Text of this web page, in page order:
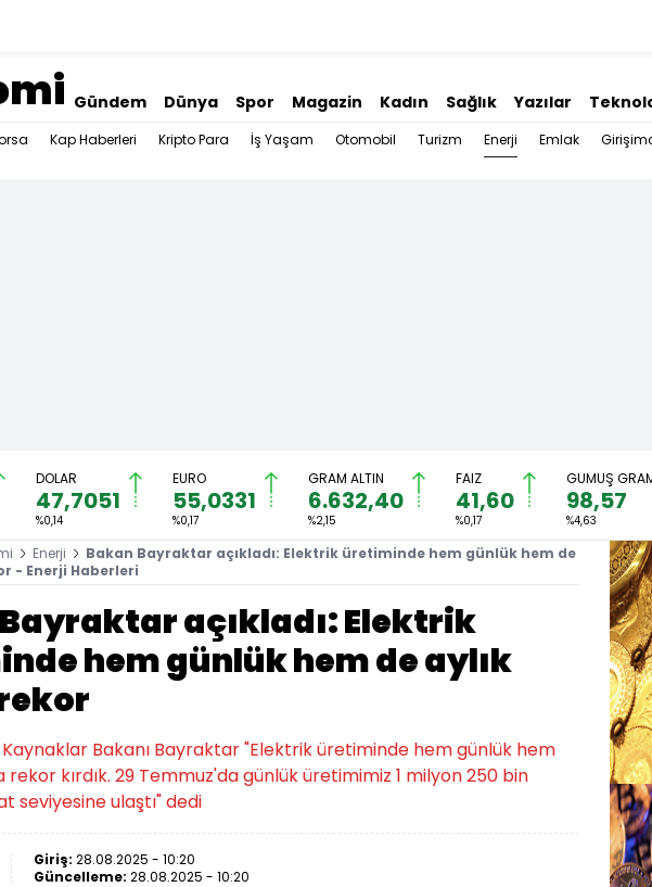
Gündem Dünya Spor Magazin Kadın Sağlık Yazılar
Kap Haberleri Kripto Para İş Yaşam Otomobil Turizm Enerji Emlak
DOLAR
47,7051
%0,14
EURO
55,0331
%0,17
GRAM ALTIN
6.632,40
%2,15
FAİZ
41,60
%0,17
GÜMÜŞ
98,57
%4,63
Enerji
Bakan Bayraktar açıkladı: Elektrik üretiminde hem günlük hem de
- Enerji Haberleri
açıkladı: Elektrik
hem günlük hem de aylık
Kaynaklar Bakanı Bayraktar "Elektrik üretiminde hem günlük hem
rekor kırdık. 29 Temmuz'da günlük üretimimiz 1 milyon 250 bin
seviyesine ulaştı" dedi
Giriş: 28.08.2025 - 10:20
Güncelleme: 28.08.2025 - 10:20